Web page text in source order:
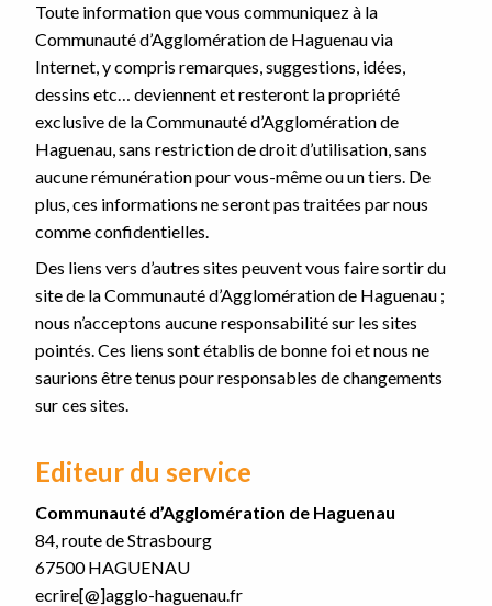
Toute information que vous communiquez à la
Communauté d’Agglomération de Haguenau via
Internet, y compris remarques, suggestions, idées,
dessins etc… deviennent et resteront la propriété
exclusive de la Communauté d’Agglomération de
Haguenau, sans restriction de droit d’utilisation, sans
aucune rémunération pour vous-même ou un tiers. De
plus, ces informations ne seront pas traitées par nous
comme confidentielles.
Des liens vers d’autres sites peuvent vous faire sortir du
site de la Communauté d’Agglomération de Haguenau ;
nous n’acceptons aucune responsabilité sur les sites
pointés. Ces liens sont établis de bonne foi et nous ne
saurions être tenus pour responsables de changements
sur ces sites.
Editeur du service
Communauté d’Agglomération de Haguenau
84, route de Strasbourg
67500 HAGUENAU
ecrire[@]agglo-haguenau.fr